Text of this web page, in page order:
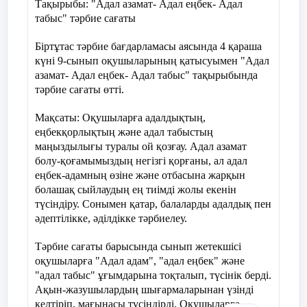
10
15 қараша – Ұлттық валюта – теңге
күні
««Теңге — Тәуелсіздіктің тірегі»
Қауіпсіздік сабағы (10 минут)
№ 10-САБАҚ
6- сыныптар: Жасанды интеллект: пайдасы
мен зияны
3-апта дәйексөзі: «Өміріңнің
тартудың жұмыстарын оңтайландыру
және педагогикалық орталықтың
жұмысын жаңдандыру.
сынып сағаттарының толтырылуын қатаң
бақылауда ұстау.
3. Сынып жетекшілердің сыныппен
жүргізетін тәрбие жұмыстарын жоспар
бойынша өткізілуін қадағалау.
Тәрбие ісі жөніндегі орынбасарлары:
Тақырыбы: "Адал азамат- Адал еңбек- Адал
табыс" тәрбие сағаты
Біртұтас тәрбие бағдарламасы аясында 4 қараша
күні 9-сынып оқушыларының қатысуымен "Адал
азамат- Адал еңбек- Адал табыс" тақырыбында
тәрбие сағаты өтті.
Мақсаты: Оқушыларға адалдықтың,
еңбекқорлықтың және адал табыстың
маңыздылығы туралы ой қозғау. Адал азамат
болу-қоғамымыздың негізгі қорғаны, ал адал
еңбек-адамның өзіне және отбасына жарқын
болашақ сыйлаудың ең тиімді жолы екенін
түсіндіру. Сонымен қатар, балаларды адалдық пен
әдептілікке, әділдікке тәрбиелеу.
Тәрбие сағаты барысында сынып жетекшісі
оқушыларға "Адал адам", "адал еңбек" және
"адал табыс" ұғымдарына тоқталып, түсінік берді.
Ақын-жазушылардың шығармаларынан үзінді
келтіріп, мағынасы түсіндірді. Оқушыларға